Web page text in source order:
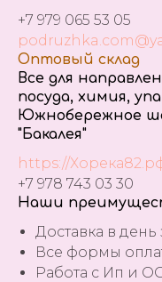
+7 979 065 53 05
Оптовый склад
Все для
посуда, химия,
Южнобережное
"Бакалея"
https://
+7 978 743 03 30
Наши
Доставка в день
Все формы
Работа с Ип и